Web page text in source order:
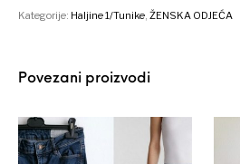
Kategorije: Haljine 1/Tunike,ŽENSKA ODJEĆA
Povezani proizvodi